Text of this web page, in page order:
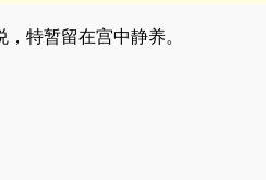
特暂留在宫中静养。